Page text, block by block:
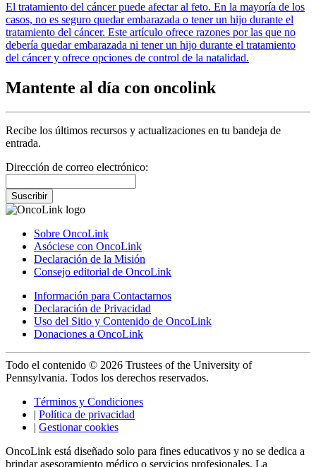
El tratamiento del cáncer puede afectar al feto. En la mayoría de los
casos, no es seguro quedar embarazada o tener un hijo durante el
tratamiento del cáncer. Este artículo ofrece razones por las que no
debería quedar embarazada ni tener un hijo durante el tratamiento
del cáncer y ofrece opciones de control de la natalidad.
Mantente al día con oncolink
Recibe los últimos recursos y actualizaciones en tu bandeja de
entrada.
Dirección de correo electrónico:
Suscribir
Sobre OncoLink
Asóciese con OncoLink
Declaración de la Misión
Consejo editorial de OncoLink
Información para Contactarnos
Declaración de Privacidad
Uso del Sitio y Contenido de OncoLink
Donaciones a OncoLink
Todo el contenido © 2026 Trustees of the University of
Pennsylvania. Todos los derechos reservados.
Términos y Condiciones
| Política de privacidad
| Gestionar cookies
OncoLink está diseñado solo para fines educativos y no se dedica a
brindar asesoramiento médico o servicios profesionales. La